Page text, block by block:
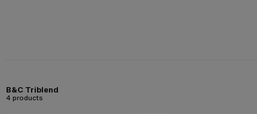
B&C Triblend
4 products